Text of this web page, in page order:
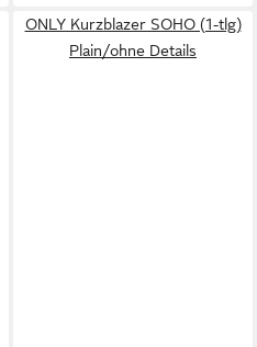
ONLY Kurzblazer SOHO (1-tlg)
Plain/ohne Details